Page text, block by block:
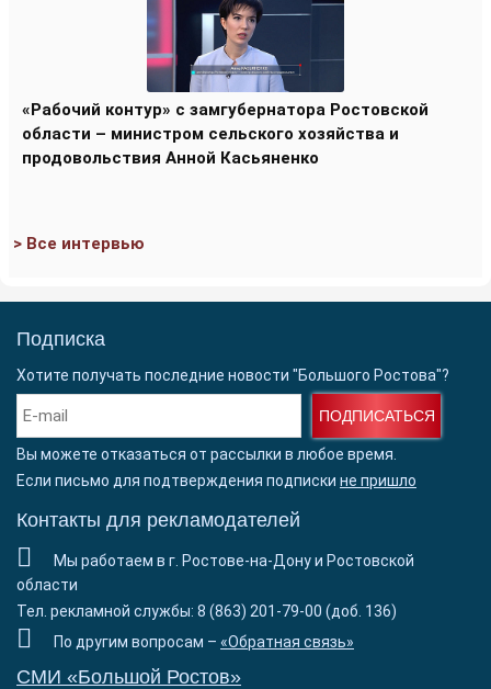
«Рабочий контур» с замгубернатора Ростовской
области – министром сельского хозяйства и
продовольствия Анной Касьяненко
> Все интервью
Подписка
Хотите получать последние новости "Большого Ростова"?
ПОДПИСАТЬСЯ
Вы можете отказаться от рассылки в любое время.
Если письмо для подтверждения подписки не пришло
Контакты для рекламодателей
Мы работаем в г. Ростове-на-Дону и Ростовской
области
Тел. рекламной службы: 8 (863) 201-79-00 (доб. 136)
По другим вопросам – «Обратная связь»
СМИ «Большой Ростов»